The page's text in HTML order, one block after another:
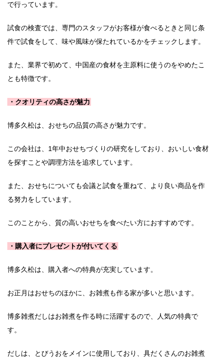
で行っています。
試食の検査では、専門のスタッフがお客様が食べるときと同じ条
件で試食をして、味や風味が保たれているかをチェックします。
また、業界で初めて、中国産の食材を主原料に使うのをやめたこ
とも特徴です。
・クオリティの高さが魅力
博多久松は、おせちの品質の高さが魅力です。
この会社は、1年中おせちづくりの研究をしており、おいしい食材
を探すことや調理方法を追求しています。
また、おせちについても会議と試食を重ねて、より良い商品を作
る努力をしています。
このことから、質の高いおせちを食べたい方におすすめです。
・購入者にプレゼントが付いてくる
博多久松は、購入者への特典が充実しています。
お正月はおせちのほかに、お雑煮も作る家が多いと思います。
博多雑煮だしはお雑煮を作る時に活躍するので、人気の特典で
す。
だしは、とびうおをメインに使用しており、具だくさんのお雑煮